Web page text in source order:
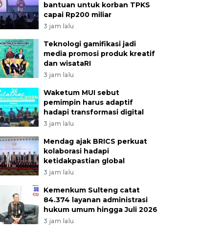
bantuan untuk korban TPKS
capai Rp200 miliar
3 jam lalu
Teknologi gamifikasi jadi
media promosi produk kreatif
dan wisataRI
3 jam lalu
Waketum MUI sebut
pemimpin harus adaptif
hadapi transformasi digital
3 jam lalu
Mendag ajak BRICS perkuat
kolaborasi hadapi
ketidakpastian global
3 jam lalu
Kemenkum Sulteng catat
84.374 layanan administrasi
hukum umum hingga Juli 2026
3 jam lalu